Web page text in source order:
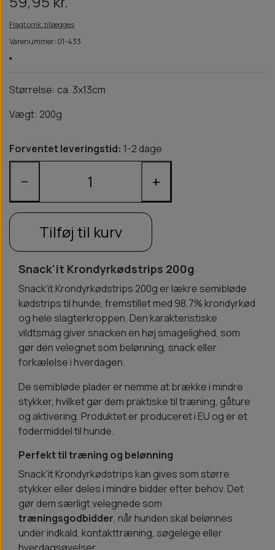
Fragt omk. tillægges
Varenummer: 01-433
Størrelse: ca. 3x13cm
Vægt: 200g
Forventet leveringstid: 1-2 dage
− +
Tilføj til kurv
Snack'it Krondyrkødstrips 200g
Snack'it Krondyrkødstrips 200g er lækre semibløde
kødstrips til hunde, fremstillet med 98,7% krondyrkød
og hele slagterkroppen. Den karakteristiske
vildtsmag giver snacken en høj smagelighed, som
gør den velegnet som belønning, snack eller
forkælelse i hverdagen.
De semibløde plader er nemme at brække i mindre
stykker, hvilket gør dem praktiske til træning, gåture
og aktivering. Produktet er produceret i EU og er et
fodermiddel til hunde.
Perfekt til træning og belønning
Snack'it Krondyrkødstrips kan gives som større
stykker eller deles i mindre bidder efter behov. Det
gør dem særligt velegnede som
træningsgodbidder, når hunden skal belønnes
under indkald, kontakttræning, søgelege eller